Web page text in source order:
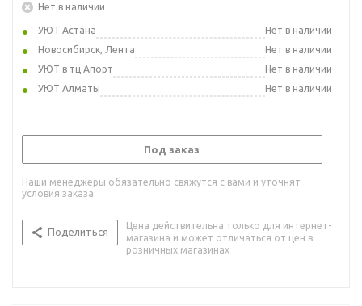
Нет в наличии
УЮТ Астана
Нет в наличии
Новосибирск, Лента
Нет в наличии
УЮТ в тц Апорт
Нет в наличии
УЮТ Алматы
Нет в наличии
Под заказ
Наши менеджеры обязательно свяжутся с вами и уточнят
условия заказа
Поделиться
Цена действительна только для интернет-
магазина и может отличаться от цен в
розничных магазинах